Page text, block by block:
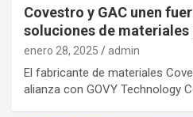
Covestro y GAC unen
soluciones de
enero 28, 2025 admin
El fabricante de materiales
alianza con GOVY Technology